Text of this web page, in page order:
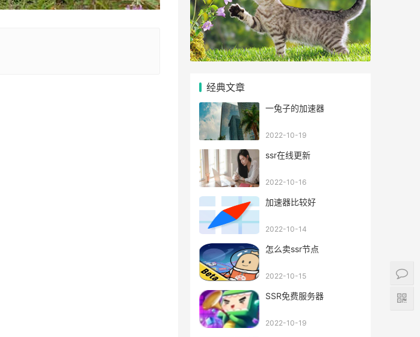
经典文章
一兔子的加速器
2022-10-19
ssr在线更新
2022-10-16
加速器比较好
2022-10-14
怎么卖ssr节点
2022-10-15
SSR免费服务器
2022-10-19